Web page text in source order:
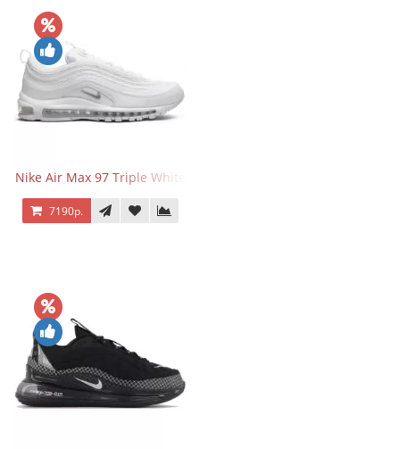
Nike Air Max 97 Triple White
7190р.